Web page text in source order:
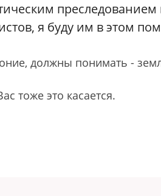
преследованием
я буду им в этом
должны понимать -
тоже это касается.